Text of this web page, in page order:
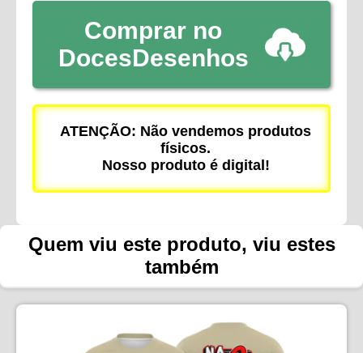
Comprar no
DocesDesenhos
ATENÇÃO: Não vendemos produtos
físicos.
Nosso produto é digital!
Quem viu este produto, viu estes
também